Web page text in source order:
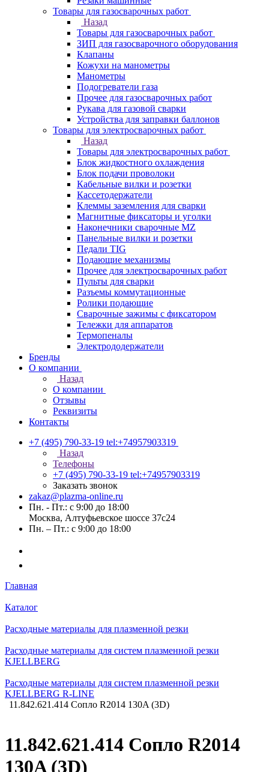
Товары для газосварочных работ
Назад
Товары для газосварочных работ
ЗИП для газосварочного оборудования
Клапаны
Кожухи на манометры
Манометры
Подогреватели газа
Прочее для газосварочных работ
Рукава для газовой сварки
Устройства для заправки баллонов
Товары для электросварочных работ
Назад
Товары для электросварочных работ
Блок жидкостного охлаждения
Блок подачи проволоки
Кабельные вилки и розетки
Кассетодержатели
Клеммы заземления для сварки
Магнитные фиксаторы и уголки
Наконечники сварочные MZ
Панельные вилки и розетки
Педали TIG
Подающие механизмы
Прочее для электросварочных работ
Пульты для сварки
Разъемы коммутационные
Ролики подающие
Сварочные зажимы с фиксатором
Тележки для аппаратов
Термопеналы
Электрододержатели
Бренды
О компании
Назад
О компании
Отзывы
Реквизиты
Контакты
+7 (495) 790-33-19 tel:+74957903319
Назад
Телефоны
+7 (495) 790-33-19 tel:+74957903319
Заказать звонок
zakaz@plazma-online.ru
Пн. - Пт.: с 9:00 до 18:00
Москва, Алтуфьевское шоссе 37с24
Пн. – Пт.: с 9:00 до 18:00
Главная
Каталог
Расходные материалы для плазменной резки
Расходные материалы для систем плазменной резки
KJELLBERG
Расходные материалы для систем плазменной резки
KJELLBERG R-LINE
11.842.621.414 Сопло R2014 130A (3D)
11.842.621.414 Сопло R2014
130A (3D)